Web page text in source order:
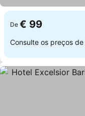
De € 99
Consulte os preços de